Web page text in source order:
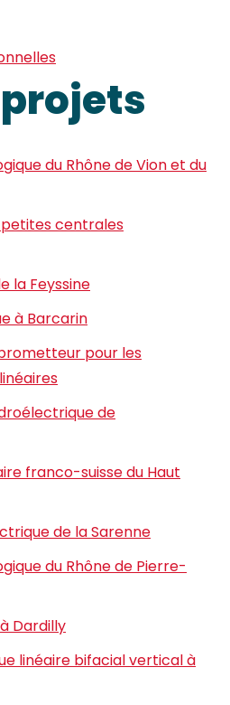
du Rhône de Vion et du
centrales
la Feyssine
à Barcarin
prometteur pour les
de
franco-suisse du Haut
de la Sarenne
du Rhône de Pierre-
Dardilly
linéaire bifacial vertical à